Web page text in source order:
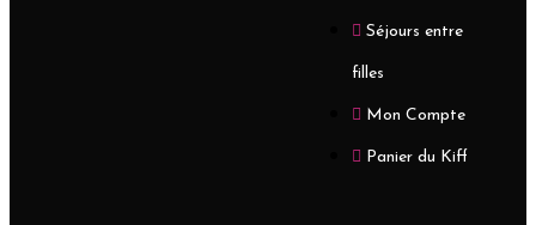
Séjours entre
filles
Mon Compte
Panier du Kiff